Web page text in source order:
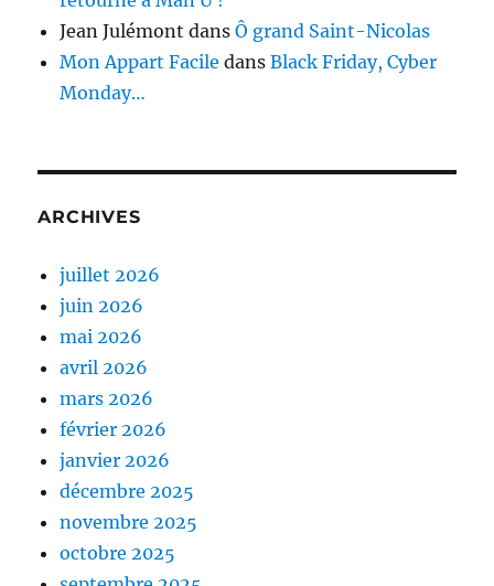
Jean Julémont dansÔ grand Saint-Nicolas
Mon Appart Facile dansBlack Friday, Cyber
Monday…
ARCHIVES
juillet 2026
juin 2026
mai 2026
avril 2026
mars 2026
février 2026
janvier 2026
décembre 2025
novembre 2025
octobre 2025